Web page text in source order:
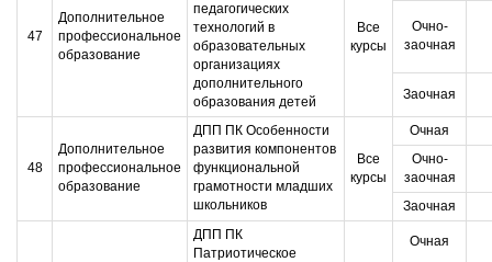
47
Дополнительное
профессиональное
образование
педагогических
технологий в
образовательных
организациях
дополнительного
образования детей
Все
курсы
Очно-
заочная
Заочная
48
Дополнительное
профессиональное
образование
ДПП ПК Особенности
развития компонентов
функциональной
грамотности младших
школьников
Все
курсы
Очная
Очно-
заочная
Заочная
ДПП ПК
Патриотическое
Очная